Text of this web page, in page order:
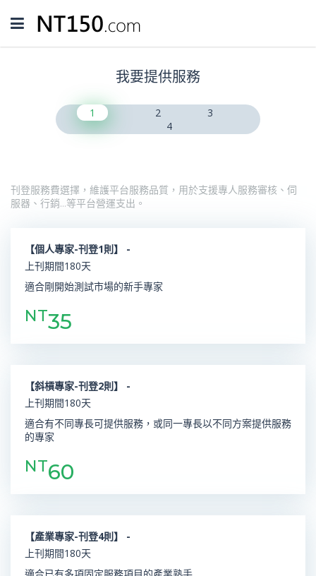
Toggle
navigation
我要提供服務
1 2
3
4
刊登服務費選擇，維護平台服務品質，用於支援專人服務審核、伺
服器、行銷…等平台營運支出。
【個人專家-刊登1則】 -
上刊期間180天
適合剛開始測試市場的新手專家
NT35
【斜槓專家-刊登2則】 -
上刊期間180天
適合有不同專長可提供服務，或同一專長以不同方案提供服務
的專家
NT60
【產業專家-刊登4則】 -
上刊期間180天